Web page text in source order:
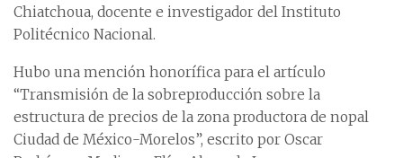
Chiatchoua, docente e investigador del Instituto
Politécnico Nacional.
Hubo una mención honorífica para el artículo
“Transmisión de la sobreproducción sobre la
estructura de precios de la zona productora de nopal
Ciudad de México-Morelos”, escrito por Oscar